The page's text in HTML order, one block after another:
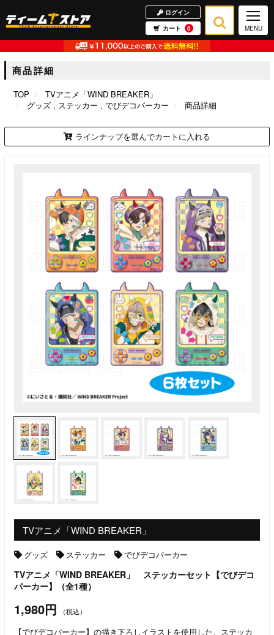
ログイン
カート
0 MENU
商品詳細
TOP
TVアニメ「WIND BREAKER」
グッズ
ステッカー でびデコパーカー 商品詳細
ラインナップを選んでカートに入れる
TVアニメ「WIND BREAKER」
グッズ ステッカー でびデコパーカー
TVアニメ「WIND BREAKER」 ステッカーセット【でびデコ
パーカー】（全1種）
1,980円 （税込）
【でびデコパーカー】の描き下ろしイラストを使用した、ステッカ